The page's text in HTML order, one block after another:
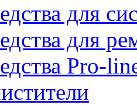
для
для
Pro-